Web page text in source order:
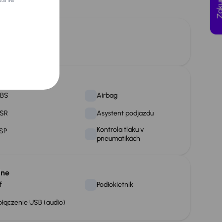
Airbag
Asystent podjazdu
Kontrola tlaku v
pneumatikách
Podłokietnik
USB (audio)